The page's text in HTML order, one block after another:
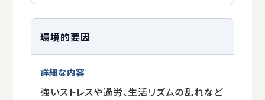
環境的要因
強いストレスや過労、生活リズムの乱れなど